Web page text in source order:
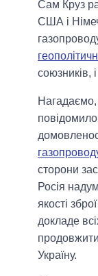
Сам Круз
США і
союзників,
сторони
Росія
якості
докладе
Україну.